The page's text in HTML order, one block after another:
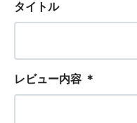
タイトル
レビュー内容 ＊